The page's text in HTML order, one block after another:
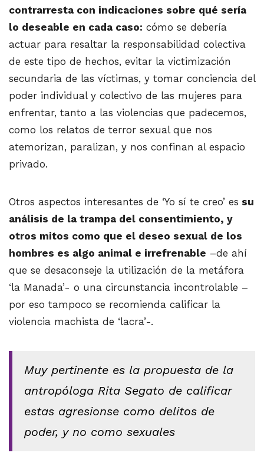
contrarresta con indicaciones sobre qué sería
lo deseable en cada caso: cómo se debería
actuar para resaltar la responsabilidad colectiva
de este tipo de hechos, evitar la victimización
secundaria de las víctimas, y tomar conciencia del
poder individual y colectivo de las mujeres para
enfrentar, tanto a las violencias que padecemos,
como los relatos de terror sexual que nos
atemorizan, paralizan, y nos confinan al espacio
privado.
Otros aspectos interesantes de ‘Yo sí te creo’ es su
análisis de la trampa del consentimiento, y
otros mitos como que el deseo sexual de los
hombres es algo animal e irrefrenable –de ahí
que se desaconseje la utilización de la metáfora
‘la Manada’- o una circunstancia incontrolable –
por eso tampoco se recomienda calificar la
violencia machista de ‘lacra’-.
Muy pertinente es la propuesta de la
antropóloga Rita Segato de calificar
estas agresionse como delitos de
poder, y no como sexuales